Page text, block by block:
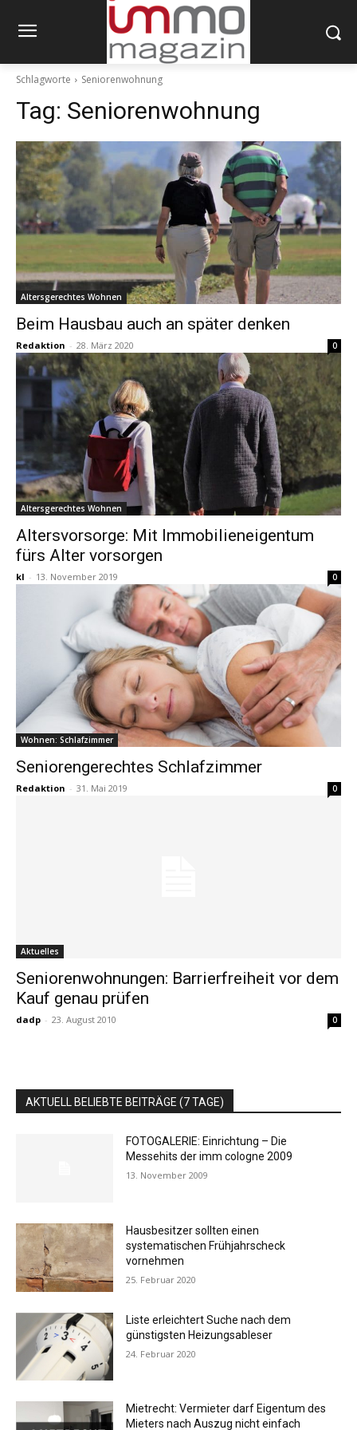
Schlagworte Seniorenwohnung
Tag: Seniorenwohnung
Altersgerechtes Wohnen
Beim Hausbau auch an später denken
Redaktion - 28. März 2020 0
Altersgerechtes Wohnen
Altersvorsorge: Mit Immobilieneigentum
fürs Alter vorsorgen
kl - 13. November 2019 0
Wohnen: Schlafzimmer
Seniorengerechtes Schlafzimmer
Redaktion - 31. Mai 2019 0
Aktuelles
Seniorenwohnungen: Barrierfreiheit vor dem
Kauf genau prüfen
dadp - 23. August 2010 0
AKTUELL BELIEBTE BEITRÄGE (7 TAGE)
FOTOGALERIE: Einrichtung – Die
Messehits der imm cologne 2009
13. November 2009
Hausbesitzer sollten einen
systematischen Frühjahrscheck
vornehmen
25. Februar 2020
Liste erleichtert Suche nach dem
günstigsten Heizungsableser
24. Februar 2020
Mietrecht: Vermieter darf Eigentum des
Mieters nach Auszug nicht einfach